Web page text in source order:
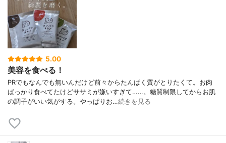
5.00
美容を食べる！
PRでもなんでも無いんだけど前々からたんぱく質がとりたくて。お肉
ばっかり食べてたけどササミが嫌いすぎて……。糖質制限してからお肌
の調子がいい気がする。やっぱりお…続きを見る